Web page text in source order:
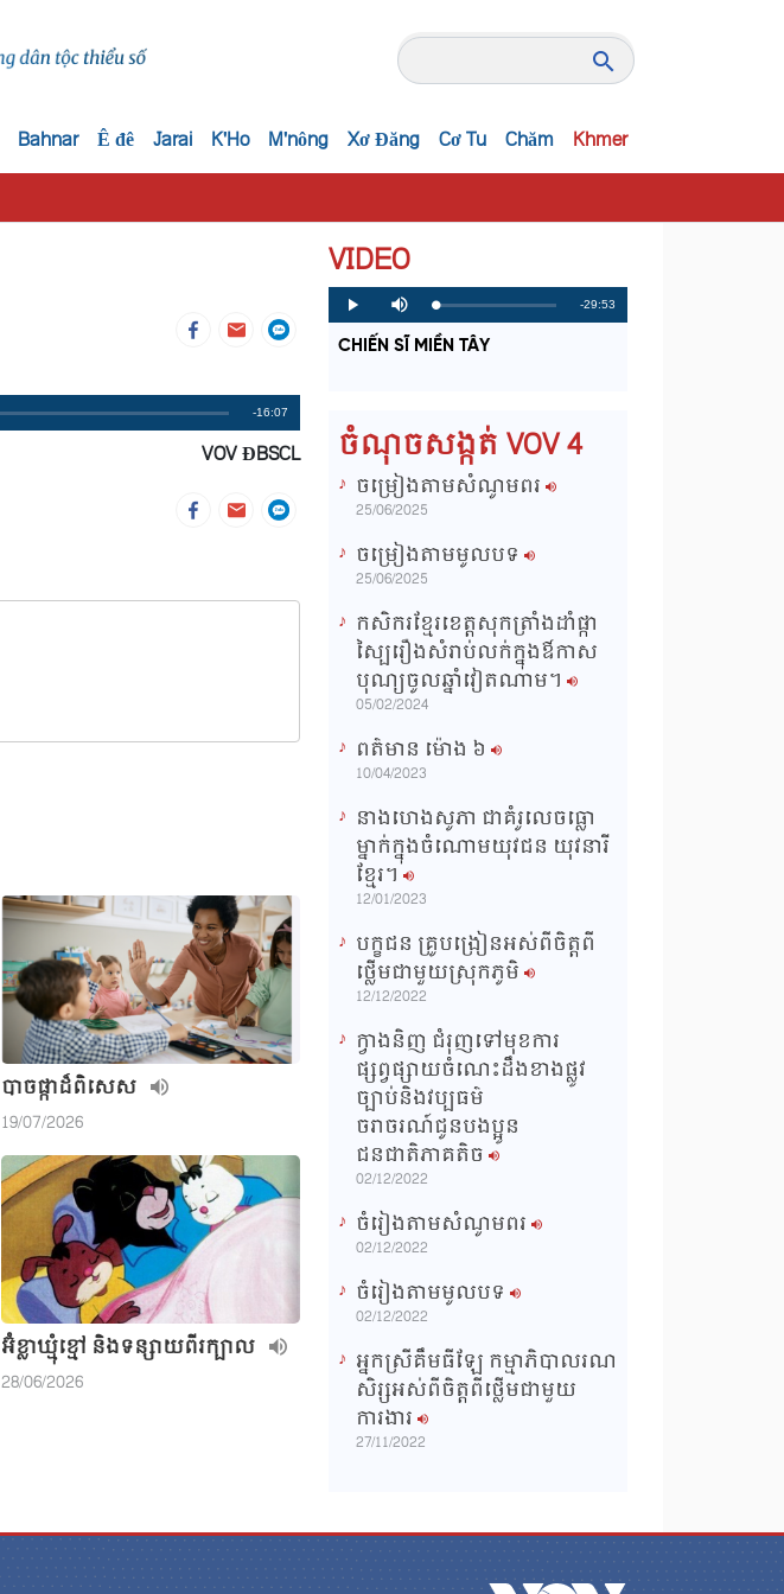
Bahnar Ê đê Jarai K'Ho M'nông Xơ Đăng Cơ Tu Chăm Khmer
Remaining
Time
-16:07
VOV ĐBSCL
បាចផ្កាដ៏ពិសេស
19/07/2026
អ៊ំខ្លាឃ្មុំខ្មៅ និងទន្សាយពីរក្បាល
28/06/2026
VIDEO
P
l
y
M
u
e
L
o
a
d
P
r
o
g
R
i
T
i
-29:53
CHIẾN SĨ MIỀN TÂY
ចំណុចសង្កត់ VOV 4
ចម្រៀងតាមសំណូមពរ
25/06/2025
ចម្រៀងតាមមូលបទ
25/06/2025
កសិករខ្មែរខេត្តសុកត្រាំងដាំផ្កា
ស្បៃរឿងសំរាប់លក់ក្នុងឳកាស
បុណ្យចូលឆ្នាំវៀតណាម។
05/02/2024
ពត៌មាន ម៉ោង​ ៦
10/04/2023
នាងហេងសូភា ជាគំរូលេចធ្លោ
ម្នាក់ក្នុងចំណោមយុវជន យុវនារី
ខ្មែរ។
12/01/2023
បក្ខជន គ្រូបង្រៀនអស់ពីចិត្តពី
ថ្លើមជាមួយស្រុកភូមិ
12/12/2022
ក្វាងនិញ ជំរុញទៅមុខការ
ផ្សព្វផ្សាយចំណេះដឹងខាងផ្លូវ
ច្បាប់និងវប្បធម៌
ចរាចរណ៍ជូនបងប្អូន
ជនជាតិភាគតិច
02/12/2022
ចំរៀងតាមសំណូមពរ
02/12/2022
ចំរៀងតាមមូលបទ
02/12/2022
អ្នកស្រីគឹមធីឡែ កម្មាភិបាលរណ
សិរ្សអស់ពីចិត្តពីថ្លើមជាមួយ
ការងារ
27/11/2022